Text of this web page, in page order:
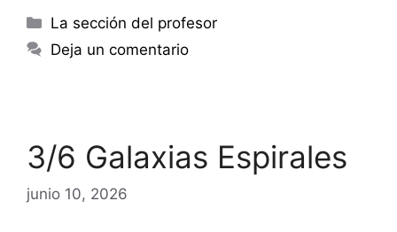
Categorías
La sección del profesor
Deja un comentario
3/6 Galaxias Espirales
junio 10, 2026